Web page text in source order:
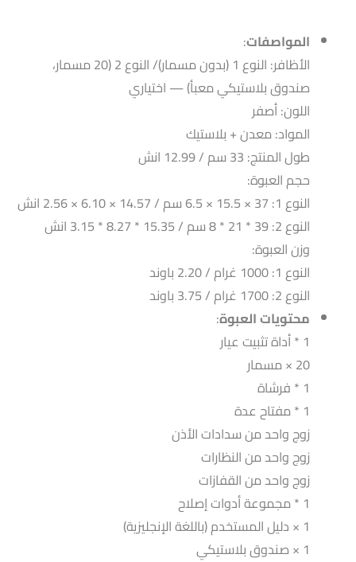
المواصفات:
الأظافر: النوع 1 (بدون مسمار)/ النوع 2 (20 مسمار،
صندوق بلاستيكي معبأ) — اختياري
اللون: أصفر
المواد: معدن + بلاستيك
طول المنتج: 33 سم / 12.99 انش
حجم العبوة:
النوع 1: 37 × 15.5 × 6.5 سم / 14.57 × 6.10 × 2.56 انش
النوع 2: 39 * 21 * 8 سم / 15.35 * 8.27 * 3.15 انش
وزن العبوة:
النوع 1: 1000 غرام / 2.20 باوند
النوع 2: 1700 غرام / 3.75 باوند
محتويات العبوة:
1 * أداة تثبيت عيار
20 × مسمار
1 * فرشاة
1 * مفتاح عدة
زوج واحد من سدادات الأذن
زوج واحد من النظارات
زوج واحد من القفازات
1 * مجموعة أدوات إصلاح
1 × دليل المستخدم (باللغة الإنجليزية)
1 × صندوق بلاستيكي